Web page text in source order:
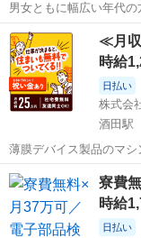
男女ともに幅広い年代
入社前の工場見学OK！／20
ジャパンクリエイトの強み／ 【製造・物流に特化した
性】 ジャパンクリエ...
山形 酒田駅 工場
≪月収
時給
日払い
株式会
酒田駅
薄膜デバイス製品のマ
★★日払い制度利用OK！
工場のお仕事 ◇薄膜デバイ
薄膜デバイス製品のマ
山形 酒田市 酒
寮費
時給
日払い